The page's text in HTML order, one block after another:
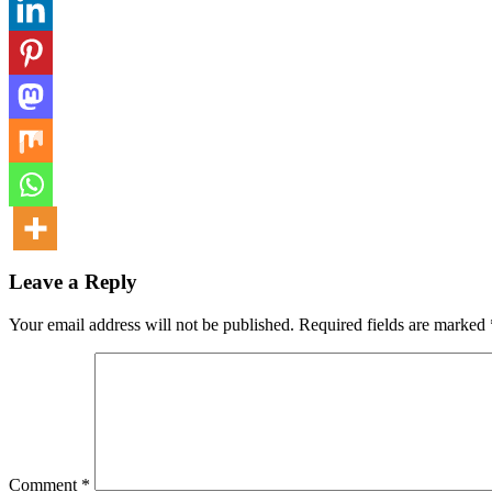
Leave a Reply
Your email address will not be published. Required fields are marked
Comment *